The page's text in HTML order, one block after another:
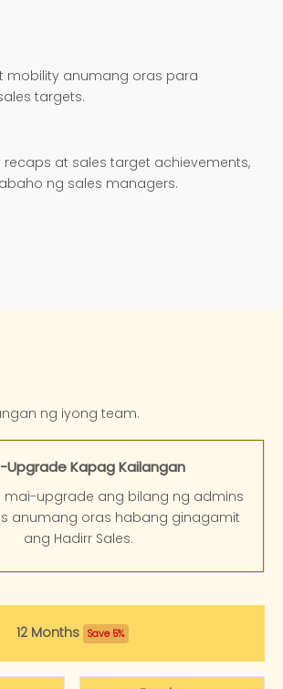
mobility anumang oras para
targets.
at sales target achievements,
ng sales managers.
ng iyong team.
Upgrade Kapag Kailangan
mai-upgrade ang bilang ng admins
anumang oras habang ginagamit
ang Hadirr Sales.
12 Months Save 5%